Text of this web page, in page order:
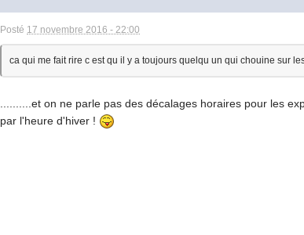
Posté 17 novembre 2016 - 22:00
ca qui me fait rire c est qu il y a toujours quelqu un qui chouine sur
..........et on ne parle pas des décalages horaires pour les
par l'heure d'hiver !